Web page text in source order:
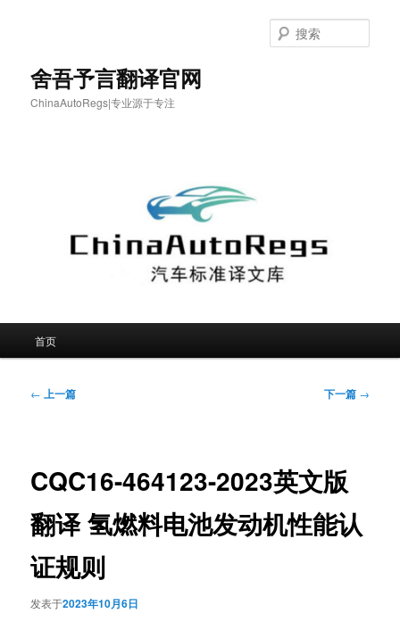
舍吾予言翻译官网
ChinaAutoRegs|专业源于专注
索
首页
文
← 上一篇 下一篇 →
CQC16-464123-2023英文版
翻译 氢燃料电池发动机性能认
证规则
发表于2023年10月6日